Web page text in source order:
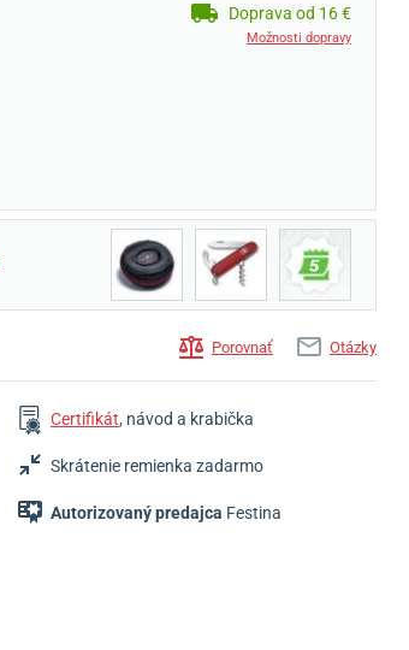
Doprava od 16 €
Možnosti dopravy
Porovnať Otázky
Certifikát, návod a krabička
Skrátenie remienka zadarmo
Autorizovaný predajca Festina